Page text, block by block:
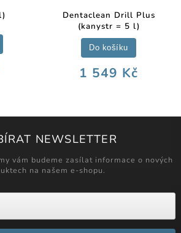
Dentaclean Drill Plus
(kanystr = 5 l)
1 549 Kč
Do košíku
NEWSLETTER
vám budeme zasílat informace o nových
na našem e-shopu.